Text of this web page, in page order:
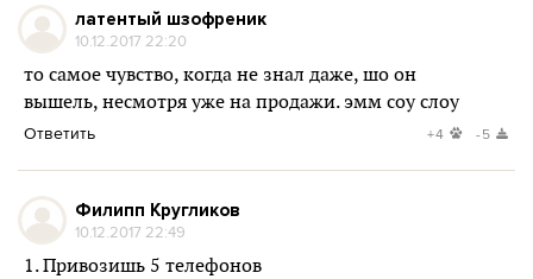
латентый шзофреник
10.12.2017 22:20
то самое чувство, когда не знал даже, шо он
вышель, несмотря уже на продажи. эмм соу слоу
Ответить +4 -5
Филипп Кругликов
10.12.2017 22:49
1. Привозишь 5 телефонов